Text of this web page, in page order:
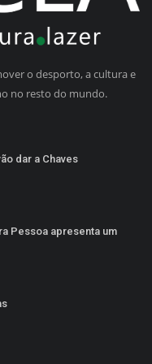
o desporto, a cultura e
no resto do mundo.
dar a Chaves
Pessoa apresenta um